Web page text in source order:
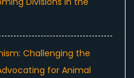
Challenging the
for Animal